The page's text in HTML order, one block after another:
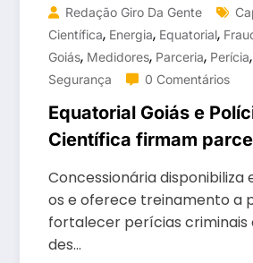
Redação Giro Da Gente
Científica, Energia, Equatorial,
Goiás, Medidores, Parceria, Perícia,
Segurança 0 Comentários
Equatorial Goiás e
Científica firmam
inédita para reforçar
furto de energia
Concessionária disponibiliza
os e oferece treinamento a
fortalecer perícias criminais
des…